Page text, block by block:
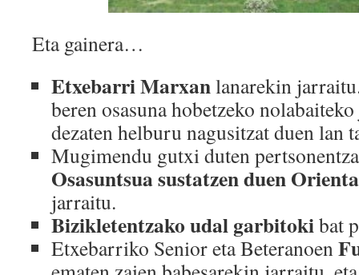
Eta gainera…
Etxebarri Marxanlanarekin
beren osasuna hobetzeko
dezaten helburu nagusitzat duen lan
Mugimendu gutxi duten
Osasuntsua sustatzen duen
jarraitu.
Bizikletentzako udal garbitokibat
Etxebarriko Senior eta Beteranoen